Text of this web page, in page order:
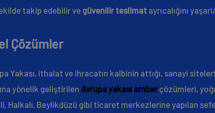
takip edebilir ve güvenilir teslimat ayrıcalığını
Çözümler
Yakası, ithalat ve ihracatın kalbinin attığı, sanayi
yönelik geliştirilen Avrupa yakası ambarçözümleri,
Beylikdüzü gibi ticaret merkezlerine yapılan